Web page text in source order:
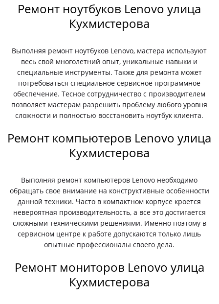
Ремонт ноутбуков Lenovo улица
Кухмистерова
Выполняя ремонт ноутбуков Lenovo, мастера используют
весь свой многолетний опыт, уникальные навыки и
специальные инструменты. Также для ремонта может
потребоваться специальное сервисное программное
обеспечение. Тесное сотрудничество с производителем
позволяет мастерам разрешить проблему любого уровня
сложности и полностью восстановить ноутбук клиента.
Ремонт компьютеров Lenovo улица
Кухмистерова
Выполняя ремонт компьютеров Lenovo необходимо
обращать свое внимание на конструктивные особенности
данной техники. Часто в компактном корпусе кроется
невероятная производительность, а все это достигается
сложными техническими решениями. Именно поэтому в
сервисном центре к работе допускаются только лишь
опытные профессионалы своего дела.
Ремонт мониторов Lenovo улица
Кухмистерова